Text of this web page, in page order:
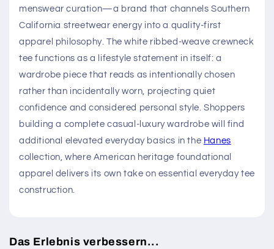
menswear curation—a brand that channels Southern
California streetwear energy into a quality-first
apparel philosophy. The white ribbed-weave crewneck
tee functions as a lifestyle statement in itself: a
wardrobe piece that reads as intentionally chosen
rather than incidentally worn, projecting quiet
confidence and considered personal style. Shoppers
building a complete casual-luxury wardrobe will find
additional elevated everyday basics in the Hanes
collection, where American heritage foundational
apparel delivers its own take on essential everyday tee
construction.
Das Erlebnis verbessern...